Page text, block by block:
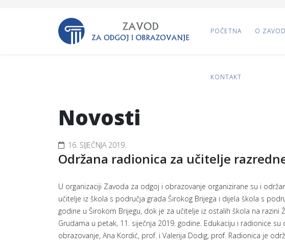
POČETNA O
KONTAKT
Novosti
16. SIJEČNJA 2019.
Održana radionica za učitelje
U organizaciji Zavoda za odgoj i obrazovanje organizirane su i
učitelje iz škola s područja grada Širokog Brijega i dijela škola s
godine u Širokom Brijegu, dok je za učitelje iz ostalih škola na razini
Grudama u petak, 11. siječnja 2019. godine. Edukaciju i radionice
obrazovanje, Ana Kordić, prof. i Valerija Dodig, prof. Radionica je